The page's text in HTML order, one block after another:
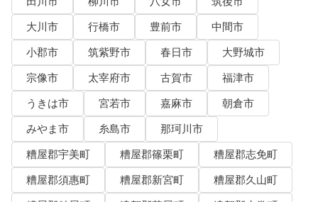
大川市
行橋市 豊前市
中間市
小郡市
筑紫野市 春日市
大野城市
宗像市
太宰府市 古賀市
福津市
うきは市
宮若市 嘉麻市
朝倉市
みやま市
糸島市
那珂川市
糟屋郡宇美町
糟屋郡篠栗町
糟屋郡志免町
糟屋郡須惠町
糟屋郡新宮町
糟屋郡久山町